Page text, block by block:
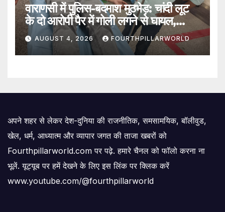
वाराणसी में पुलिस-बदमाश मुठभेड़: चांदी लूट
के दो आरोपी पैर में गोली लगने से घायल,
SOG प्रभारी भी जख्मी
AUGUST 4, 2026 FOURTHPILLARWORLD
अपने शहर से लेकर देश-दुनिया की राजनीतिक, समसामयिक, बॉलीवुड,
खेल, धर्म, आध्यात्म और व्यापार जगत की ताजा खबरों को
Fourthpillarworld.com पर पढ़े. हमारे चैनल को फॉलो करना ना
भूलें. यूट्यूब पर हमें देखने के लिए इस लिंक पर क्लिक करें
www.youtube.com/@fourthpillarworld